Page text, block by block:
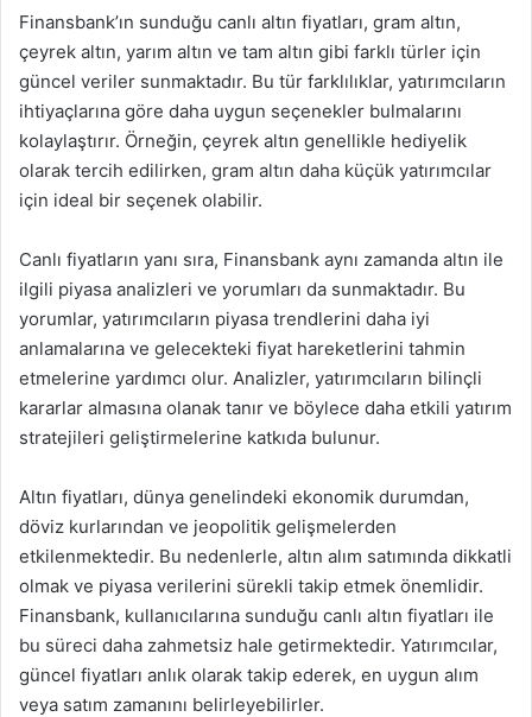
Finansbank’ın sunduğu canlı altın fiyatları, gram altın,
çeyrek altın, yarım altın ve tam altın gibi farklı türler için
güncel veriler sunmaktadır. Bu tür farklılıklar, yatırımcıların
ihtiyaçlarına göre daha uygun seçenekler bulmalarını
kolaylaştırır. Örneğin, çeyrek altın genellikle hediyelik
olarak tercih edilirken, gram altın daha küçük yatırımcılar
için ideal bir seçenek olabilir.
Canlı fiyatların yanı sıra, Finansbank aynı zamanda altın ile
ilgili piyasa analizleri ve yorumları da sunmaktadır. Bu
yorumlar, yatırımcıların piyasa trendlerini daha iyi
anlamalarına ve gelecekteki fiyat hareketlerini tahmin
etmelerine yardımcı olur. Analizler, yatırımcıların bilinçli
kararlar almasına olanak tanır ve böylece daha etkili yatırım
stratejileri geliştirmelerine katkıda bulunur.
Altın fiyatları, dünya genelindeki ekonomik durumdan,
döviz kurlarından ve jeopolitik gelişmelerden
etkilenmektedir. Bu nedenlerle, altın alım satımında dikkatli
olmak ve piyasa verilerini sürekli takip etmek önemlidir.
Finansbank, kullanıcılarına sunduğu canlı altın fiyatları ile
bu süreci daha zahmetsiz hale getirmektedir. Yatırımcılar,
güncel fiyatları anlık olarak takip ederek, en uygun alım
veya satım zamanını belirleyebilirler.